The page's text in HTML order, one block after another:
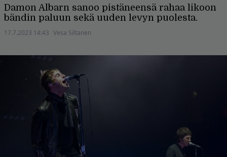
Damon Albarn sanoo pistäneensä rahaa likoon
bändin paluun sekä uuden levyn puolesta.
17.7.2023 14:43 Vesa Siltanen